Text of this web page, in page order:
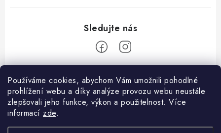
Používáme cookies, abychom Vám umožnili pohodlné
prohlížení webu a díky analýze provozu webu neustále
zlepšovali jeho funkce, výkon a použitelnost. Více
informací zde.
Z
Facebook